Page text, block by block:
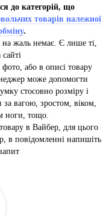
до категорій, що
товарів належної
.
на жаль немає. Є лише ті,
фото, або в описі товару
може допомогти
стосовно розміру і
за вагою, зростом, віком,
ноги, тощо.
в Вайбер, для цього
в повідомленні напишіть